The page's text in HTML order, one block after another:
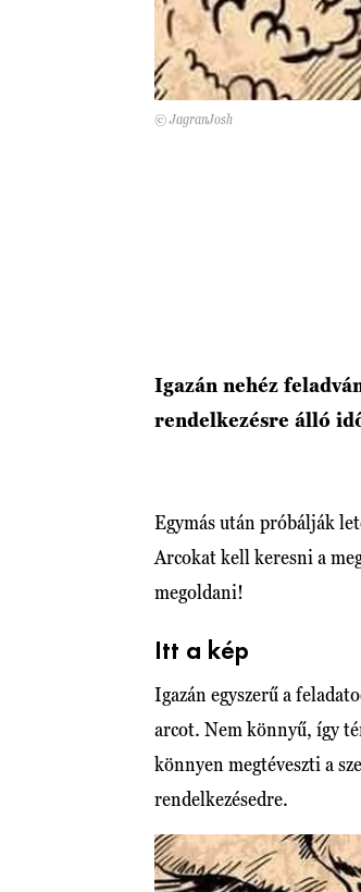
© JagranJosh
Igazán nehéz
rendelkezésre álló
Egymás után próbálják
Arcokat kell keresni a
megoldani!
Itt a kép
Igazán egyszerű a
arcot. Nem könnyű, így
könnyen megtéveszti a
rendelkezésedre.